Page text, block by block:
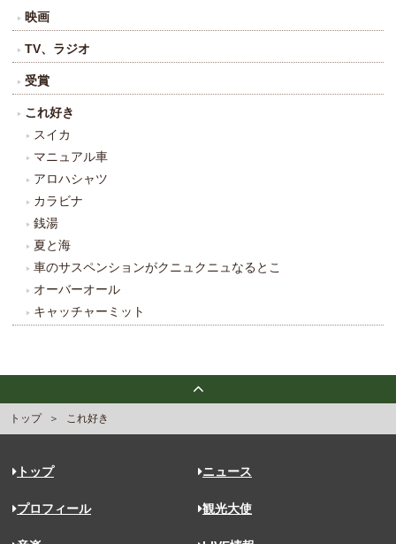
映画
TV、ラジオ
受賞
これ好き
スイカ
マニュアル車
アロハシャツ
カラビナ
銭湯
夏と海
車のサスペンションがクニュクニュなるとこ
オーバーオール
キャッチャーミット
トップ これ好き
トップ ニュース
プロフィール 観光大使